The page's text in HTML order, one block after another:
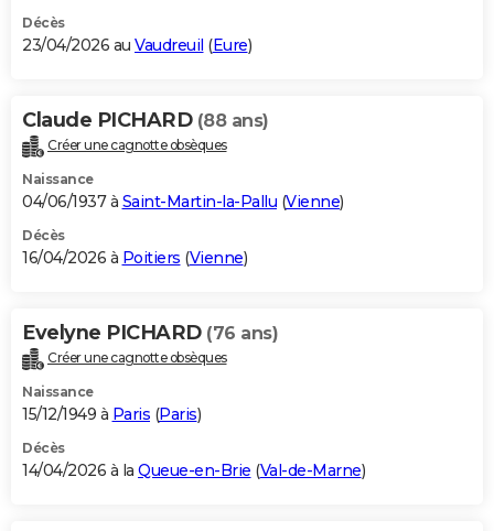
Décès
23/04/2026 au Vaudreuil (Eure)
Claude PICHARD (88 ans)
Créer une cagnotte obsèques
Naissance
04/06/1937 à Saint-Martin-la-Pallu (Vienne)
Décès
16/04/2026 à Poitiers (Vienne)
Evelyne PICHARD (76 ans)
Créer une cagnotte obsèques
Naissance
15/12/1949 à Paris (Paris)
Décès
14/04/2026 à la Queue-en-Brie (Val-de-Marne)